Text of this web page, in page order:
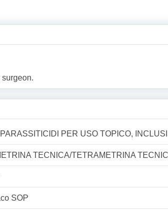
PER USO TOPICO,
TECNICA/TETRAMETRINA
SOP